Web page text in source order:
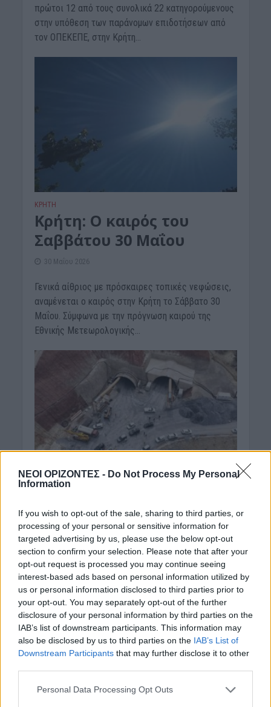
ΝΕΟΙ ΟΡΙΖΟΝΤΕΣ - Do Not Process My Personal
Information
If you wish to opt-out of the sale, sharing to third parties, or
processing of your personal or sensitive information for
targeted advertising by us, please use the below opt-out
section to confirm your selection. Please note that after your
opt-out request is processed you may continue seeing
interest-based ads based on personal information utilized by
us or personal information disclosed to third parties prior to
your opt-out. You may separately opt-out of the further
disclosure of your personal information by third parties on the
IAB’s list of downstream participants. This information may
also be disclosed by us to third parties on the IAB’s List of
Downstream Participants that may further disclose it to other
Personal Data Processing Opt Outs
πρώτοι 12 από τους συνολικά 22 κατηγορούμενους
στην υπόθεση των παράνομων επιδοτήσεων από
τον ΟΠΕΚΕΠΕ, στην Κρήτη...
ΚΡΗΤΗ
Κρήτη: Ο καιρός του
Σαββάτου 30 Μαΐου
30 Μαΐου 2026
Γενικά αίθριος με πρόσκαιρες τοπικές νεφώσεις,
αναμένεται ο καιρός στην Κρήτη το Σάββατο 30
Μαΐου. Σύμφωνα με την πρόγνωση καιρού της
Εθνικής Μετεωρολογικής...
Kρήτη: Mέσα στο
καλοκαίρι έτοιμα τα
πρώτα 10 χλμ. του ΒΟΑΚ
στον Άγιο Νικόλαο
29 Μαΐου 2026
Το εργοτάξιο του Βόρειου Οδικού Άξονα της
Κρήτης στο δημόσιο έργο Νεάπολη – Άγιος
Νικόλαος επισκέφθηκε, σήμερα, ο Υπουργός